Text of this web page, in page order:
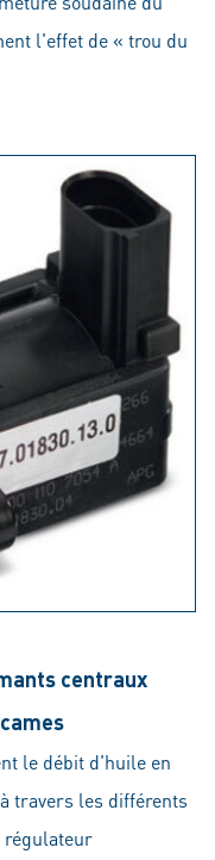
l'effet de « trou du
centraux
le débit d'huile en
travers les différents
régulateur